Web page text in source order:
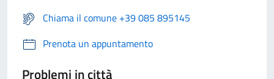
Chiama il comune +39 085 895145
Prenota un appuntamento
Problemi in città